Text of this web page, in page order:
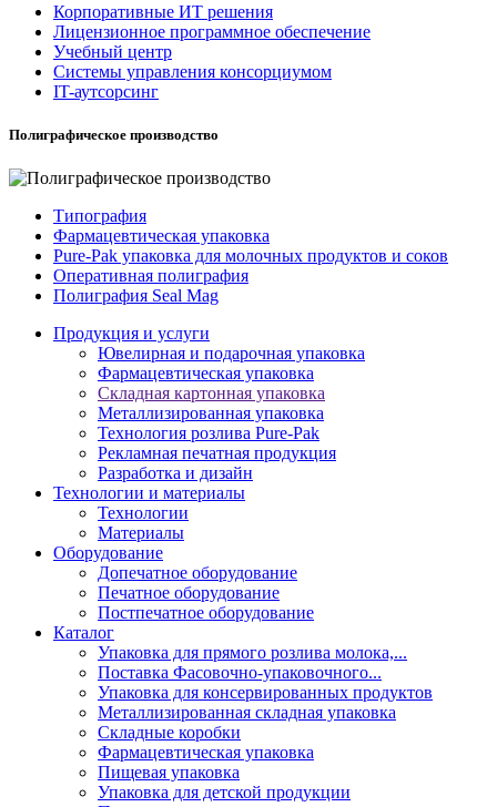
Корпоративные ИТ решения
Лицензионное программное обеспечение
Учебный центр
Системы управления консорциумом
IT-аутсорсинг
Полиграфическое производство
Типография
Фармацевтическая упаковка
Pure-Pak упаковка для молочных продуктов и соков
Оперативная полиграфия
Полиграфия Seal Mag
Продукция и услуги
Ювелирная и подарочная упаковка
Фармацевтическая упаковка
Складная картонная упаковка
Металлизированная упаковка
Технология розлива Pure-Pak
Рекламная печатная продукция
Разработка и дизайн
Технологии и материалы
Технологии
Материалы
Оборудование
Допечатное оборудование
Печатное оборудование
Постпечатное оборудование
Каталог
Упаковка для прямого розлива молока,...
Поставка Фасовочно-упаковочного...
Упаковка для консервированных продуктов
Металлизированная складная упаковка
Складные коробки
Фармацевтическая упаковка
Пищевая упаковка
Упаковка для детской продукции